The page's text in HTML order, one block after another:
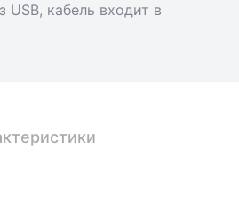
USB, кабель входит в